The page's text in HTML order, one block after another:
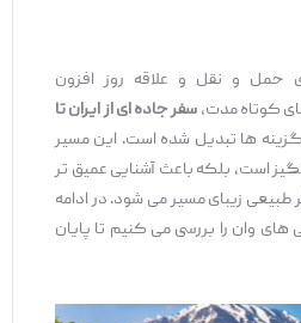
‌و نقل و علاقه روز افزون
کوتاه ‌مدت،سفر جاده‌ای از ایران تا
ها تبدیل شده است. این مسیر
است، بلکه باعث آشنایی عمیق ‌تر
زیبای مسیر می ‌شود. در ادامه
وان را بررسی می ‌کنیم تا پایان